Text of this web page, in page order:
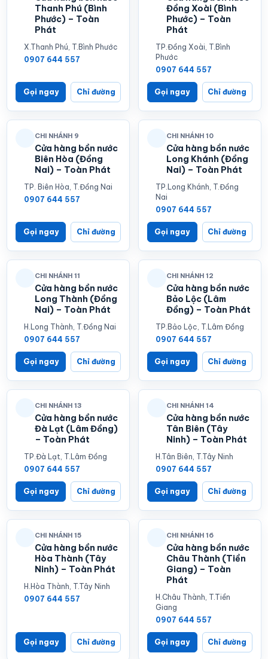
Thanh Phú (Bình
Phước) – Toàn
Phát
X.Thanh Phú, T.Bình Phước
0907 644 557
Gọi ngay Chỉ đường
Đồng Xoài (Bình
Phước) – Toàn
Phát
TP.Đồng Xoài, T.Bình
Phước
0907 644 557
Gọi ngay Chỉ đường
CHI NHÁNH 9
Cửa hàng bồn nước
Biên Hòa (Đồng
Nai) – Toàn Phát
TP. Biên Hòa, T.Đồng Nai
0907 644 557
Gọi ngay Chỉ đường
CHI NHÁNH 10
Cửa hàng bồn nước
Long Khánh (Đồng
Nai) – Toàn Phát
TP.Long Khánh, T.Đồng
Nai
0907 644 557
Gọi ngay Chỉ đường
CHI NHÁNH 11
Cửa hàng bồn nước
Long Thành (Đồng
Nai) – Toàn Phát
H.Long Thành, T.Đồng Nai
0907 644 557
Gọi ngay Chỉ đường
CHI NHÁNH 12
Cửa hàng bồn nước
Bảo Lộc (Lâm
Đồng) – Toàn Phát
TP.Bảo Lộc, T.Lâm Đồng
0907 644 557
Gọi ngay Chỉ đường
CHI NHÁNH 13
Cửa hàng bồn nước
Đà Lạt (Lâm Đồng)
– Toàn Phát
TP.Đà Lạt, T.Lâm Đồng
0907 644 557
Gọi ngay Chỉ đường
CHI NHÁNH 14
Cửa hàng bồn nước
Tân Biên (Tây
Ninh) – Toàn Phát
H.Tân Biên, T.Tây Ninh
0907 644 557
Gọi ngay Chỉ đường
CHI NHÁNH 15
Cửa hàng bồn nước
Hòa Thành (Tây
Ninh) – Toàn Phát
H.Hòa Thành, T.Tây Ninh
0907 644 557
Gọi ngay Chỉ đường
CHI NHÁNH 16
Cửa hàng bồn nước
Châu Thành (Tiền
Giang) – Toàn
Phát
H.Châu Thành, T.Tiền
Giang
0907 644 557
Gọi ngay Chỉ đường